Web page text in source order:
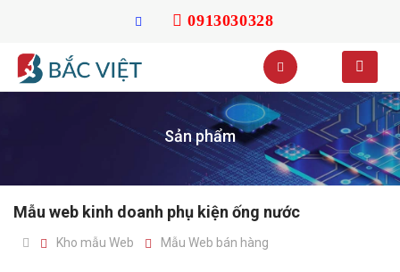
0913030328
Sản phẩm
Mẫu web kinh doanh phụ kiện ống nước
Kho mẫu Web Mẫu Web bán hàng